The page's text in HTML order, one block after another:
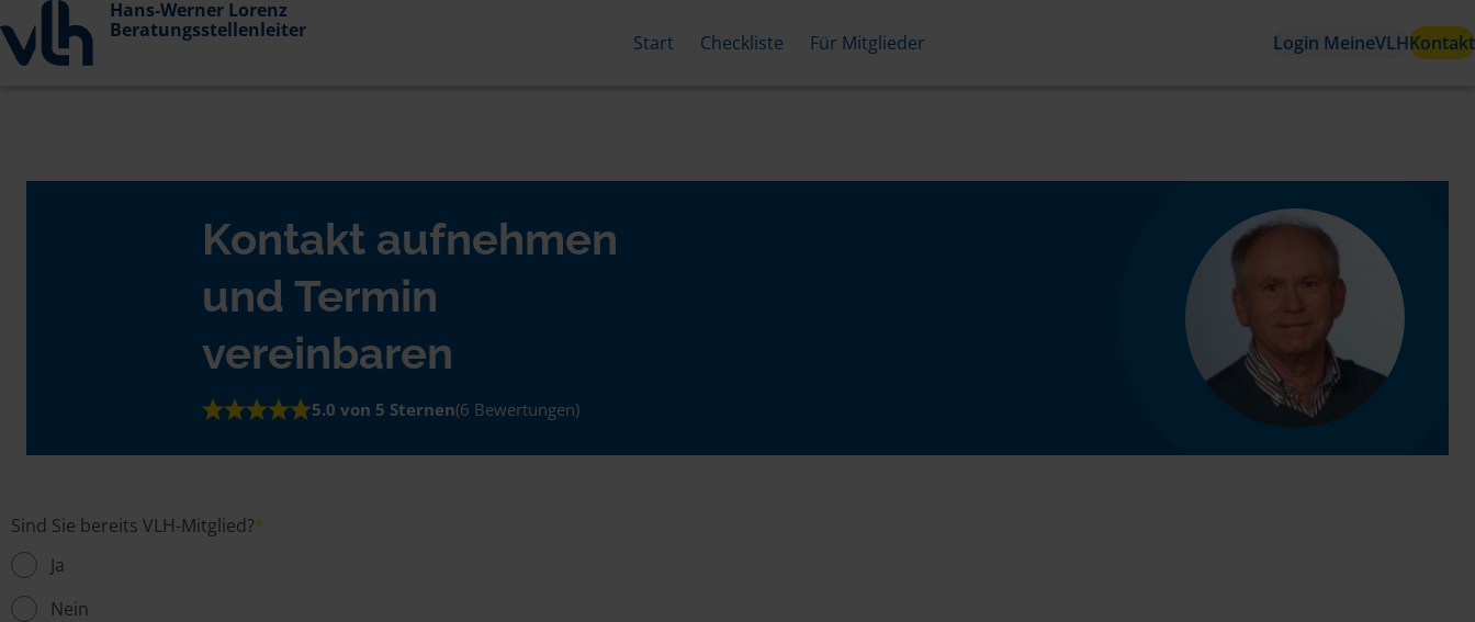
Hans-Werner Lorenz
Beratungsstellenleiter
Start Checkliste Für Mitglieder Login MeineVLHKontakt
Kontakt aufnehmen
und Termin
vereinbaren
5.0 von 5 Sternen(6 Bewertungen)
Sind Sie bereits VLH-Mitglied?*
Ja
Nein